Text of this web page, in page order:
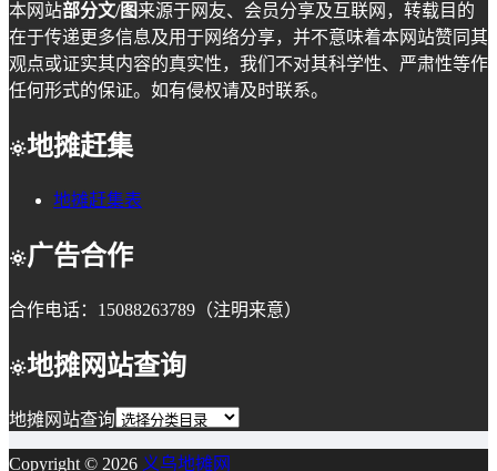
本网站部分文/图来源于网友、会员分享及互联网，转载目的
在于传递更多信息及用于网络分享，并不意味着本网站赞同其
观点或证实其内容的真实性，我们不对其科学性、严肃性等作
任何形式的保证。如有侵权请及时联系。
地摊赶集
地摊赶集表
广告合作
合作电话：15088263789（注明来意）
地摊网站查询
地摊网站查询
Copyright © 2026 义乌地摊网